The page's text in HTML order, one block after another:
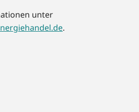
unter
.